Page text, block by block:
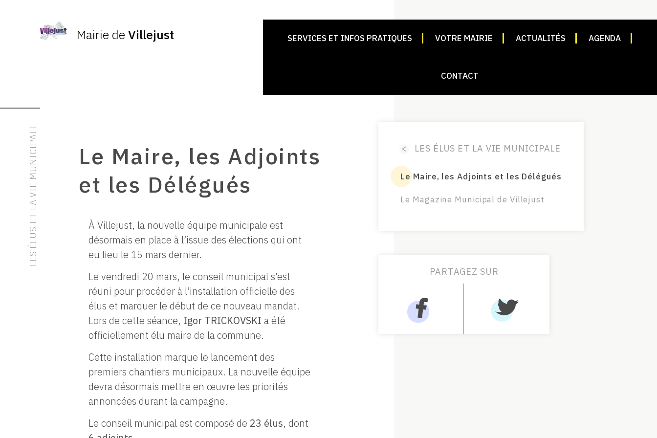
Mairie de Villejust SERVICES ET INFOS PRATIQUES VOTRE MAIRIE ACTUALITÉS AGENDA
CONTACT
LES ÉLUS ET LA VIE MUNICIPALE
Le Maire, les Adjoints
et les Délégués
À Villejust, la nouvelle équipe municipale est
désormais en place à l’issue des élections qui ont
eu lieu le 15 mars dernier.
Le vendredi 20 mars, le conseil municipal s’est
réuni pour procéder à l’installation officielle des
élus et marquer le début de ce nouveau mandat.
Lors de cette séance, Igor TRICKOVSKI a été
officiellement élu maire de la commune.
Cette installation marque le lancement des
premiers chantiers municipaux. La nouvelle équipe
devra désormais mettre en œuvre les priorités
annoncées durant la campagne.
Le conseil municipal est composé de 23 élus, dont
< LES ÉLUS ET LA VIE MUNICIPALE
Le Maire, les Adjoints et les Délégués
Le Magazine Municipal de Villejust
PARTAGEZ SUR